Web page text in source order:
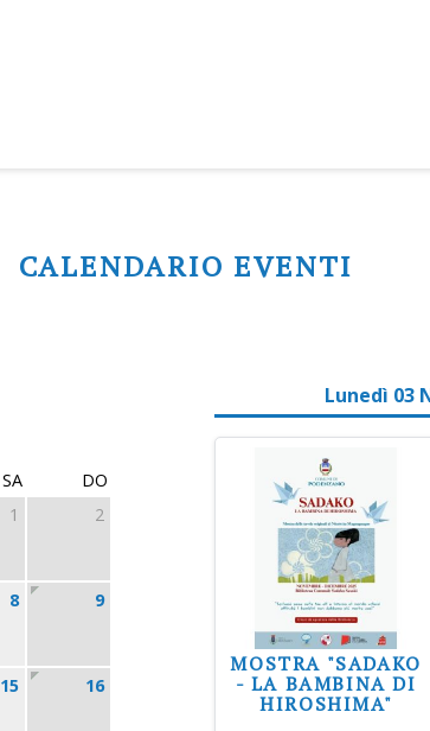
CALENDARIO EVENTI
SA
DO
1
2
8 9
15 16
Lunedì 03
MOSTRA "SADAKO
- LA BAMBINA DI
HIROSHIMA"